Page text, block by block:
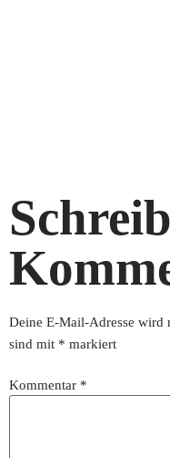
Deine E-Mail-Adresse wird
sind mit * markiert
Kommentar *